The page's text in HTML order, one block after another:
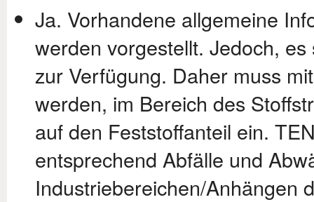
Ja. Vorhandene allgemeine
werden vorgestellt. Jedoch,
zur Verfügung. Daher muss
werden, im Bereich des
auf den Feststoffanteil ein.
entsprechend Abfälle und
Industriebereichen/Anhängen